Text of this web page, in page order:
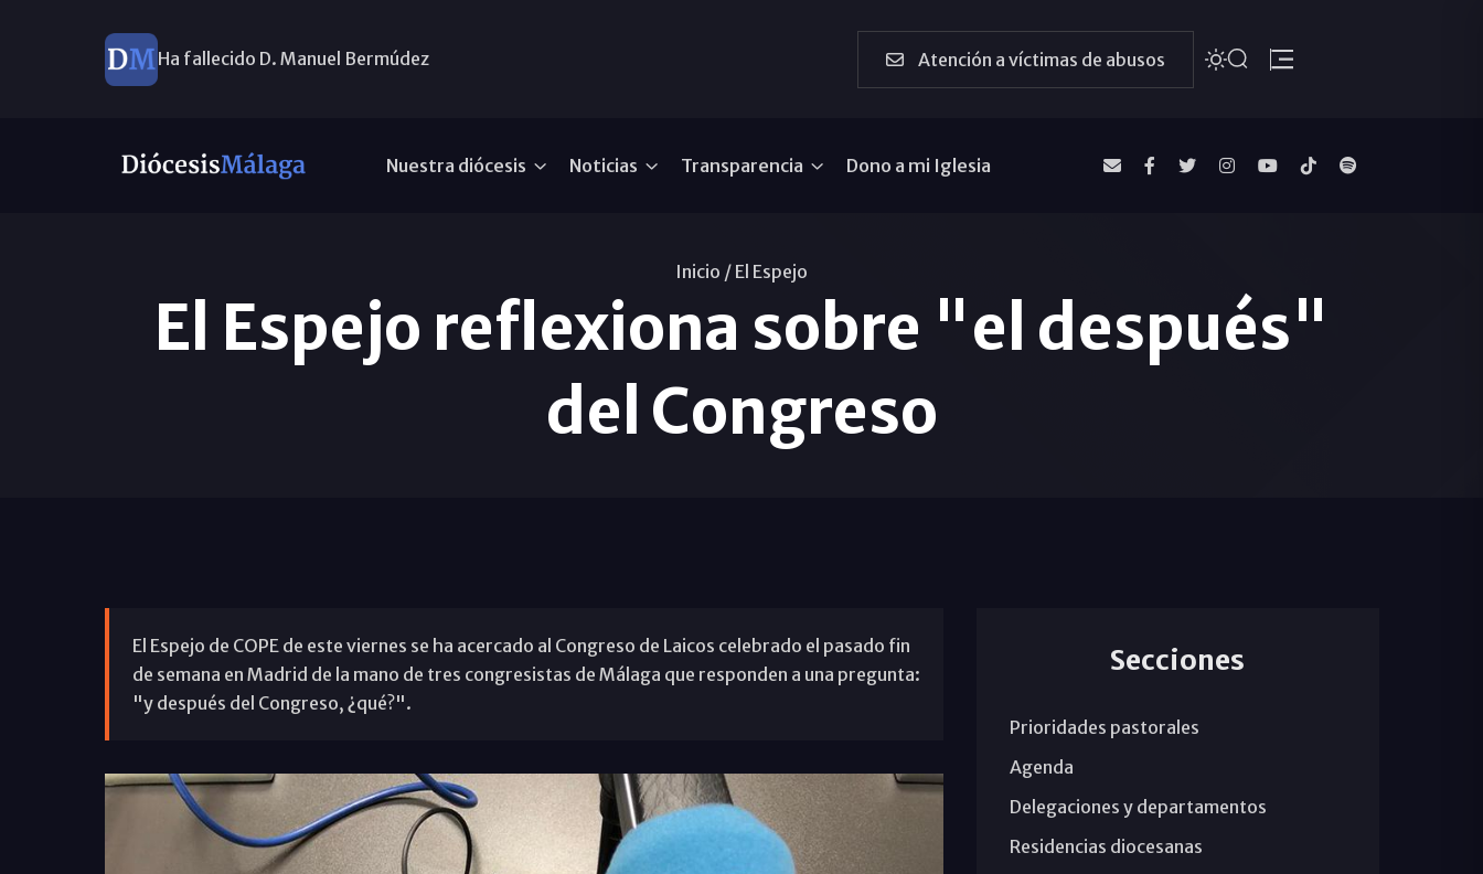
Ha fallecido D. Manuel Bermúdez Atención a víctimas de abusos
Nuestra diócesis Noticias Transparencia Dono a mi Iglesia
Inicio / El Espejo
El Espejo reflexiona sobre "el después"
del Congreso
El Espejo de COPE de este viernes se ha acercado al Congreso de Laicos celebrado el pasado fin
de semana en Madrid de la mano de tres congresistas de Málaga que responden a una pregunta:
"y después del Congreso, ¿qué?".
Secciones
Prioridades pastorales
Agenda
Delegaciones y departamentos
Residencias diocesanas